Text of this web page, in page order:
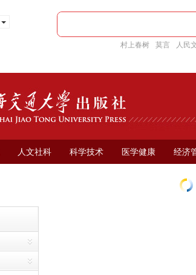
村上春树 莫言 人民
人文社科 科学技术 医学健康 经济